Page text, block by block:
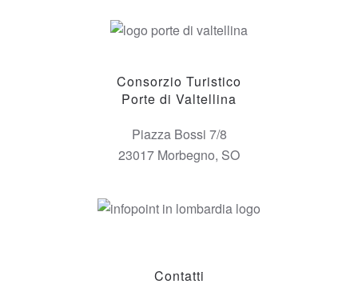
Consorzio Turistico
Porte di Valtellina
Piazza Bossi 7/8
23017 Morbegno, SO
Contatti